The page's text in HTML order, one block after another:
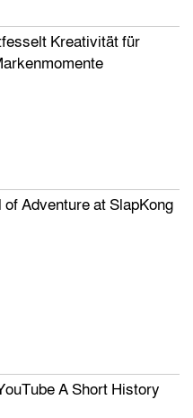
Kreativität für
Adventure at SlapKong
A Short History